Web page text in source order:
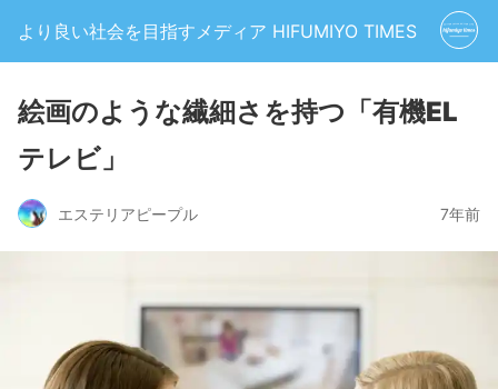
より良い社会を目指すメディア HIFUMIYO TIMES
絵画のような繊細さを持つ「有機EL
テレビ」
エステリアピープル 7年前